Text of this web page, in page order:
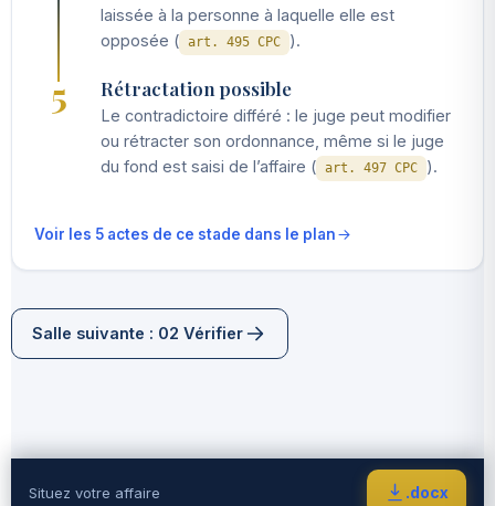
laissée à la personne à laquelle elle est
opposée ( art. 495 CPC ).
5 Rétractation possible
Le contradictoire différé : le juge peut modifier
ou rétracter son ordonnance, même si le juge
du fond est saisi de l’affaire ( art. 497 CPC ).
Voir les 5 actes de ce stade dans le plan
Salle suivante : 02 Vérifier
Situez votre affaire .docx